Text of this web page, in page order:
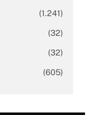
(1.241)
(32)
(32)
(605)